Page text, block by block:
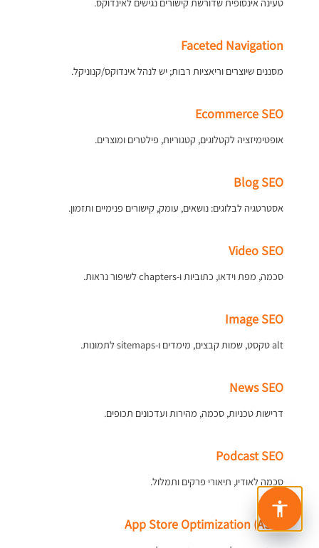
Faceted Navigation
מסננים שיוצרים וריאציות רבות; יש לנהל אינדוקס/קנוניקל.
Ecommerce SEO
אופטימיזציה לקטלוגים, קטגוריות, פילטרים ומוצרים.
Blog SEO
אסטרטגיה לבלוגים: נושאים, עומק, קישורים פנימיים ותזמון.
Video SEO
סכמה, מפת וידאו, כתוביות ו-chapters לשיפור נראות.
Image SEO
alt טקסט, שמות קבצים, מימדים ו-sitemaps לתמונות.
News SEO
דרישות טכניות, סכמה, מהירות ועדכונים תכופים.
Podcast SEO
סכמה לאודיו, תיאורי פרקים ותמלול.
App Store Optimization (ASO)